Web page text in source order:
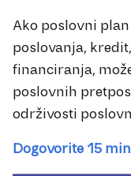
Ako poslovni
poslovanja,
financiranja,
poslovnih
održivosti
Dogovorite 15